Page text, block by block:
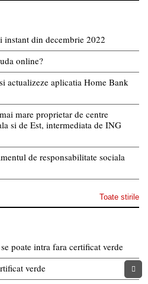
instant din decembrie 2022
online?
actualizeze aplicatia Home Bank
mare proprietar de centre
si de Est, intermediata de ING
de responsabilitate sociala
Toate stirile
poate intra fara certificat verde
verde